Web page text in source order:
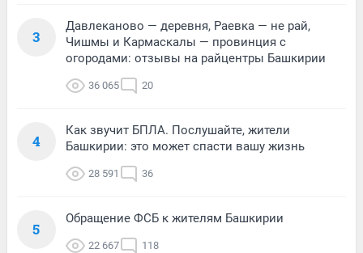
3
Давлеканово — деревня, Раевка — не рай,
Чишмы и Кармаскалы — провинция с
огородами: отзывы на райцентры Башкирии
36 065 20
4
Как звучит БПЛА. Послушайте, жители
Башкирии: это может спасти вашу жизнь
28 591 36
5
Обращение ФСБ к жителям Башкирии
22 667 118